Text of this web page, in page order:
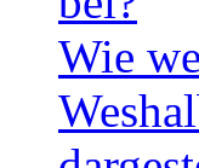
Wie